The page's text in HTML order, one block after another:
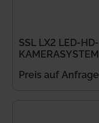
SSL LX2 LED-HD-
KAMERASYSTEM
Preis auf Anfrage